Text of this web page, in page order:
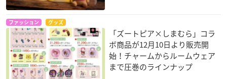
ファッション グッズ
「ズートピア×しまむら」コラ
ボ商品が12月10日より販売開
始！チャームからルームウェア
まで圧巻のラインナップ